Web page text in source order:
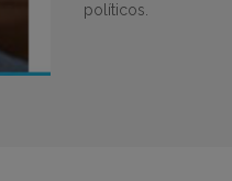
políticos.